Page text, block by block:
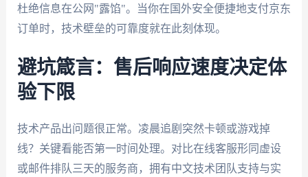
杜绝信息在公网"露馅"。当你在国外安全便捷地支付京东
订单时，技术壁垒的可靠度就在此刻体现。
避坑箴言：售后响应速度决定体
验下限
技术产品出问题很正常。凌晨追剧突然卡顿或游戏掉
线？关键看能否第一时间处理。对比在线客服形同虚设
或邮件排队三天的服务商，拥有中文技术团队支持与实